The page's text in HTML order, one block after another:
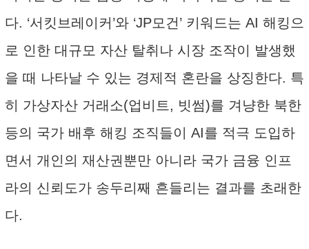
다. ‘서킷브레이커’와 ‘JP모건’ 키워드는 AI 해킹으
로 인한 대규모 자산 탈취나 시장 조작이 발생했
을 때 나타날 수 있는 경제적 혼란을 상징한다. 특
히 가상자산 거래소(업비트, 빗썸)를 겨냥한 북한
등의 국가 배후 해킹 조직들이 AI를 적극 도입하
면서 개인의 재산권뿐만 아니라 국가 금융 인프
라의 신뢰도가 송두리째 흔들리는 결과를 초래한
다.